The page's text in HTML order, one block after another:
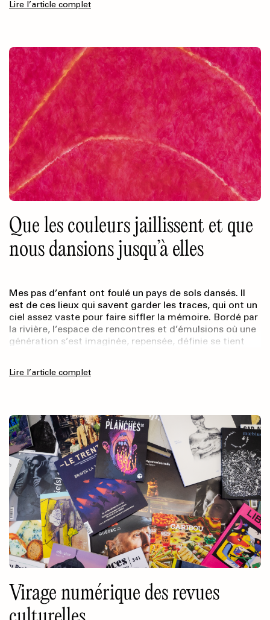
Lire l’article complet
Que les couleurs jaillissent et que
nous dansions jusqu’à elles
Mes pas d’enfant ont foulé un pays de sols dansés. Il
est de ces lieux qui savent garder les traces, qui ont un
ciel assez vaste pour faire siffler la mémoire. Bordé par
la rivière, l’espace de rencontres et d’émulsions où une
génération s’est imaginée, repensée, définie se tient
Art déco, résiste au passage du temps, veillé par
traversée intemporelle. Borduas y a vécu, et sa pensée
résonne encore.
Lire l’article complet
Virage numérique des revues